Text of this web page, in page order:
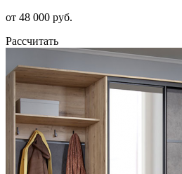
от 48 000 руб.
Рассчитать